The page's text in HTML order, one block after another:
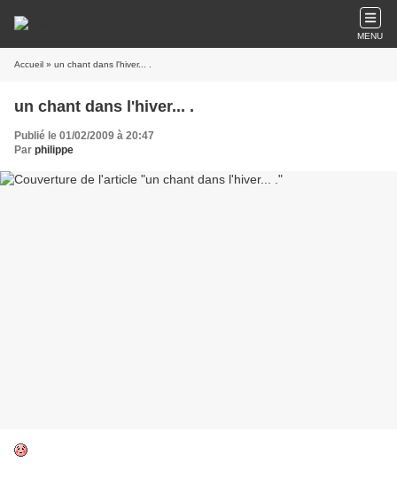
MENU
Accueil » un chant dans l'hiver... .
un chant dans l'hiver... .
Publié le 01/02/2009 à 20:47
Par philippe